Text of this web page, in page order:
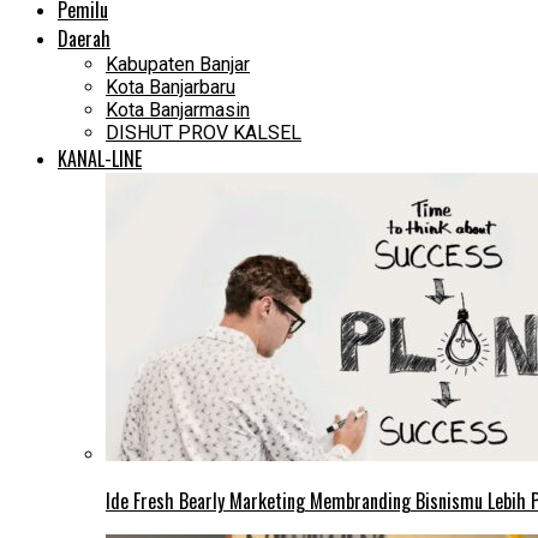
Pemilu
Daerah
Kabupaten Banjar
Kota Banjarbaru
Kota Banjarmasin
DISHUT PROV KALSEL
KANAL-LINE
Ide Fresh Bearly Marketing Membranding Bisnismu Lebih